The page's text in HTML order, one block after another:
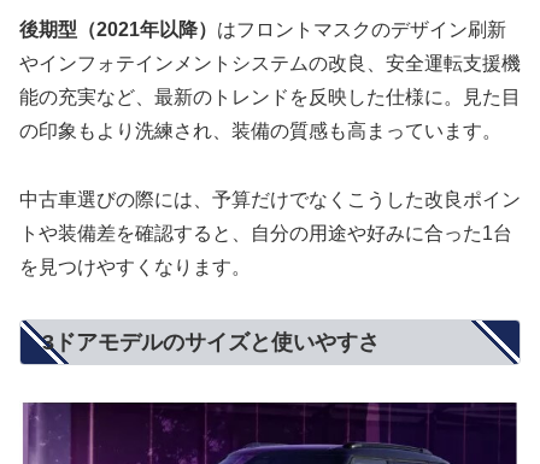
後期型（2021年以降） はフロントマスクのデザイン刷新
やインフォテインメントシステムの改良、安全運転支援機
能の充実など、最新のトレンドを反映した仕様に。見た目
の印象もより洗練され、装備の質感も高まっています。
中古車選びの際には、予算だけでなくこうした改良ポイン
トや装備差を確認すると、自分の用途や好みに合った1台
を見つけやすくなります。
3ドアモデルのサイズと使いやすさ